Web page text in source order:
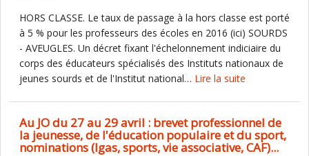
HORS CLASSE. Le taux de passage à la hors classe est porté
à 5 % pour les professeurs des écoles en 2016 (ici) SOURDS
- AVEUGLES. Un décret fixant l'échelonnement indiciaire du
corps des éducateurs spécialisés des Instituts nationaux de
jeunes sourds et de l'Institut national… Lire la suite
Au JO du 27 au 29 avril : brevet professionnel de
la jeunesse, de l'éducation populaire et du sport,
nominations (Igas, sports, vie associative, CAF)...